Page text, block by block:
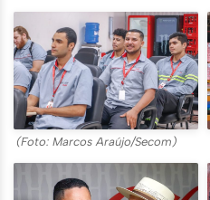
(Foto: Marcos Araújo/Secom)